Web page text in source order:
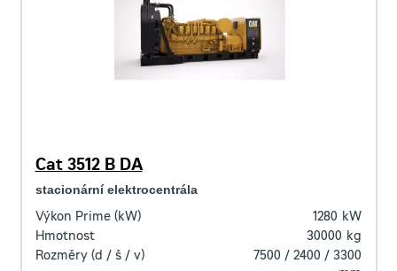
Cat 3512 B DA
stacionární elektrocentrála
Výkon Prime (kW) 1280 kW
Hmotnost
30000 kg
Rozměry (d / š / v)
7500 / 2400 / 3300